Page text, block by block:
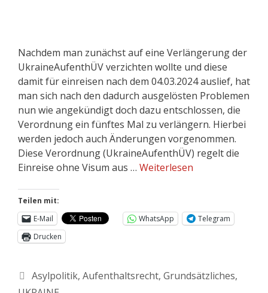
Nachdem man zunächst auf eine Verlängerung der
UkraineAufenthÜV verzichten wollte und diese
damit für einreisen nach dem 04.03.2024 auslief, hat
man sich nach den dadurch ausgelösten Problemen
nun wie angekündigt doch dazu entschlossen, die
Verordnung ein fünftes Mal zu verlängern. Hierbei
werden jedoch auch Änderungen vorgenommen.
Diese Verordnung (UkraineAufenthÜV) regelt die
Einreise ohne Visum aus … Weiterlesen
Teilen mit:
E-Mail
WhatsApp
Telegram
Drucken
Asylpolitik, Aufenthaltsrecht, Grundsätzliches,